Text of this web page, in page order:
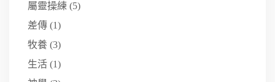
屬靈操練 (5)
差傳 (1)
牧養 (3)
生活 (1)